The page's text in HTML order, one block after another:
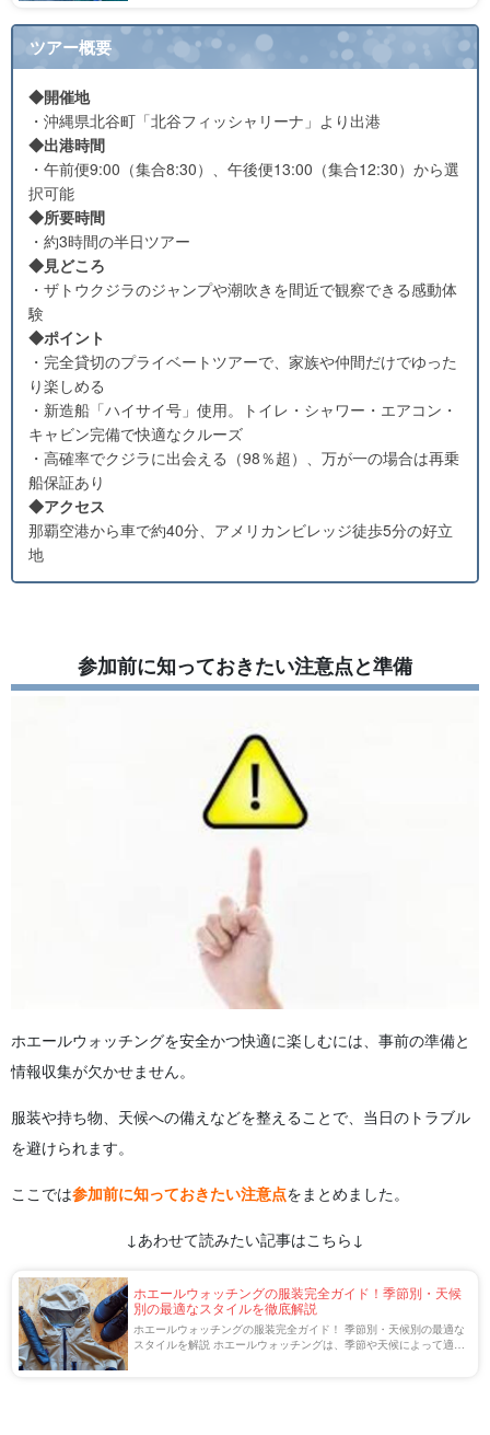
ツアー概要
◆開催地
・沖縄県北谷町「北谷フィッシャリーナ」より出港
◆出港時間
・午前便9:00（集合8:30）、午後便13:00（集合12:30）から選
択可能
◆所要時間
・約3時間の半日ツアー
◆見どころ
・ザトウクジラのジャンプや潮吹きを間近で観察できる感動体
験
◆ポイント
・完全貸切のプライベートツアーで、家族や仲間だけでゆった
り楽しめる
・新造船「ハイサイ号」使用。トイレ・シャワー・エアコン・
キャビン完備で快適なクルーズ
・高確率でクジラに出会える（98％超）、万が一の場合は再乗
船保証あり
◆アクセス
那覇空港から車で約40分、アメリカンビレッジ徒歩5分の好立
地
参加前に知っておきたい注意点と準備
ホエールウォッチングを安全かつ快適に楽しむには、事前の準備と
情報収集が欠かせません。
服装や持ち物、天候への備えなどを整えることで、当日のトラブル
を避けられます。
ここでは参加前に知っておきたい注意点をまとめました。
↓あわせて読みたい記事はこちら↓
ホエールウォッチングの服装完全ガイド！季節別・天候
別の最適なスタイルを徹底解説
ホエールウォッチングの服装完全ガイド！ 季節別・天候別の最適な
スタイルを解説 ホエールウォッチングは、季節や天候によって適し